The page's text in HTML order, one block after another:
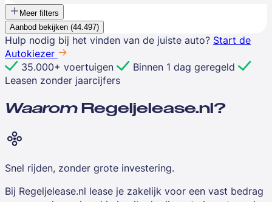
Meer filters
Aanbod bekijken (44.497)
Hulp nodig bij het vinden van de juiste auto? Start de
Autokiezer
35.000+ voertuigen
Binnen 1 dag geregeld
Leasen zonder jaarcijfers
Waarom Regeljelease.nl?
Snel rijden, zonder grote investering.
Bij Regeljelease.nl lease je zakelijk voor een vast bedrag